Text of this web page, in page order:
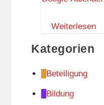
r
e
d
B
Weiterlesen
Kategorien
Beteiligung
Bildung